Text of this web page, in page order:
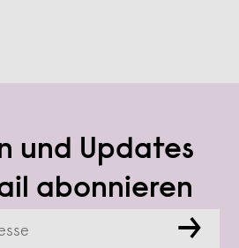
und Updates
abonnieren
→